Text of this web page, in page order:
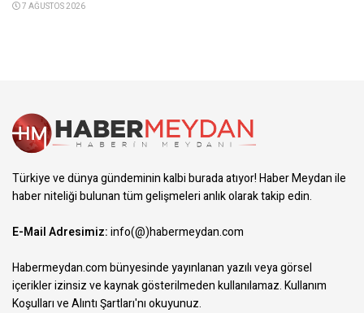
7 AĞUSTOS 2026
Türkiye ve dünya gündeminin kalbi burada atıyor! Haber Meydan ile
haber niteliği bulunan tüm gelişmeleri anlık olarak takip edin.
E-Mail Adresimiz:info(@)habermeydan.com
Habermeydan.com bünyesinde yayınlanan yazılı veya görsel
içerikler izinsiz ve kaynak gösterilmeden kullanılamaz.Kullanım
Koşulları ve Alıntı Şartları'nı okuyunuz.